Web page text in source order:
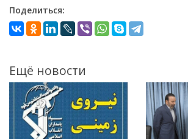
Поделиться:
Ещё новости